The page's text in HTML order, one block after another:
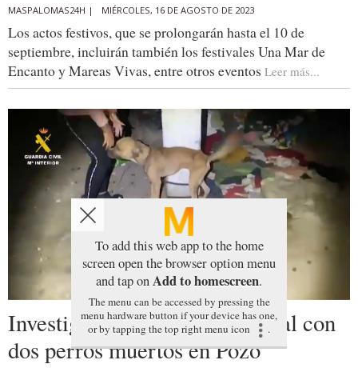
MASPALOMAS24H | MIÉRCOLES, 16 DE AGOSTO DE 2023
Los actos festivos, que se prolongarán hasta el 10 de
septiembre, incluirán también los festivales Una Mar de
Encanto y Mareas Vivas, entre otros eventos Leer más...
Investigada por maltrato animal con
dos perros muertos en Pozo
To add this web app to the home
screen open the browser option menu
and tap onAdd to homescreen.
The menu can be accessed by pressing the
menu hardware button if your device has one,
or by tapping the top right menu icon
.